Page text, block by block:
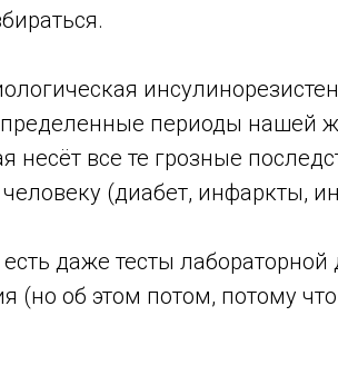
периоды нашей
несёт все те грозные
(диабет, инфаркты,
даже тесты лабораторной
(но об этом потом, потому